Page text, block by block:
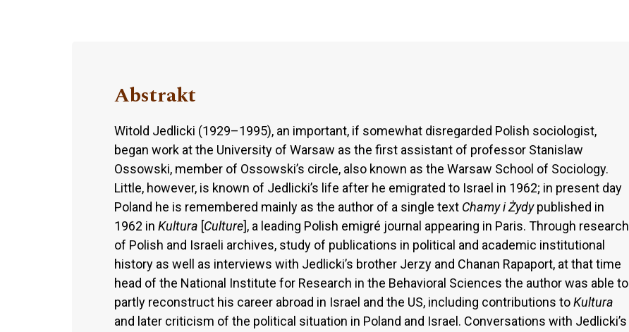
Abstrakt
Witold Jedlicki (1929–1995), an important, if somewhat disregarded Polish sociologist,
began work at the University of Warsaw as the first assistant of professor Stanislaw
Ossowski, member of Ossowski’s circle, also known as the Warsaw School of Sociology.
Little, however, is known of Jedlicki’s life after he emigrated to Israel in 1962; in present day
Poland he is remembered mainly as the author of a single text Chamy i Żydypublished in
1962 in Kultura [Culture], a leading Polish emigré journal appearing in Paris. Through research
of Polish and Israeli archives, study of publications in political and academic institutional
history as well as interviews with Jedlicki’s brother Jerzy and Chanan Rapaport, at that time
head of the National Institute for Research in the Behavioral Sciences the author was able to
partly reconstruct his career abroad in Israel and the US, including contributions toKultura
and later criticism of the political situation in Poland and Israel. Conversations with Jedlicki’s